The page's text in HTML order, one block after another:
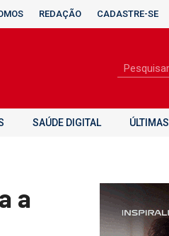
REDAÇÃO CADASTRE-SE
SAÚDE DIGITAL ÚLTIMAS
a